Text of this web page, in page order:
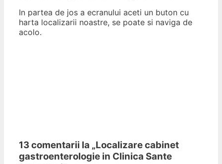
In partea de jos a ecranului aceti un buton cu
harta localizarii noastre, se poate si naviga de
acolo.
13 comentarii la „Localizare cabinet
gastroenterologie in Clinica Sante